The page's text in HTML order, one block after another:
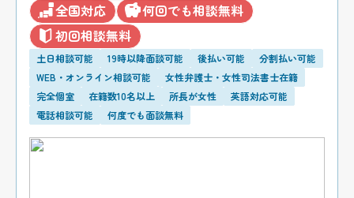
全国対応
何回でも相談無料
初回相談無料
土日相談可能 19時以降面談可能 後払い可能
分割払い可能
WEB・オンライン相談可能
女性弁護士・女性司法書士在籍
完全個室
在籍数10名以上 所長が女性
英語対応可能
電話相談可能
何度でも面談無料